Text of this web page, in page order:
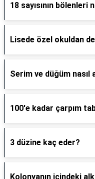
18 sayısının bölenleri
Lisede özel okuldan
Serim ve düğüm nasıl
100'e kadar çarpım
3 düzine kaç eder?
Kolonyanın içindeki